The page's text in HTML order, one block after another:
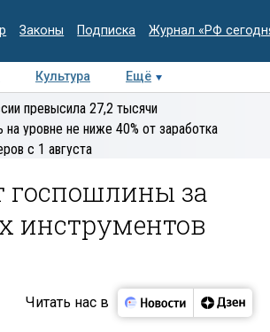
Законы Подписка Журнал «РФ
Культура Ещё
Колумнисты
экспертиза
превысила 27,2 тысячи
уровне не ниже 40% от заработка
с 1 августа
госпошлины за
инструментов
Читать нас в